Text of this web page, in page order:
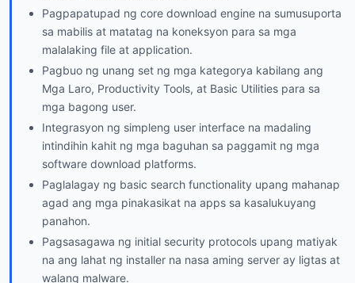
Pagpapatupad ng core download engine na sumusuporta
sa mabilis at matatag na koneksyon para sa mga
malalaking file at application.
Pagbuo ng unang set ng mga kategorya kabilang ang
Mga Laro, Productivity Tools, at Basic Utilities para sa
mga bagong user.
Integrasyon ng simpleng user interface na madaling
intindihin kahit ng mga baguhan sa paggamit ng mga
software download platforms.
Paglalagay ng basic search functionality upang mahanap
agad ang mga pinakasikat na apps sa kasalukuyang
panahon.
Pagsasagawa ng initial security protocols upang matiyak
na ang lahat ng installer na nasa aming server ay ligtas at
walang malware.